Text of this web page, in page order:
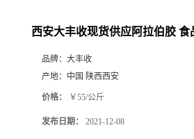
西安大丰收现货供应阿拉伯胶 食
品牌： 大丰收
产地： 中国 陕西西安
价格： ￥55/公斤
发布日期： 2021-12-08